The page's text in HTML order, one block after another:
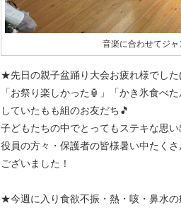
音楽に合わせてジ
★先日の親子盆踊り大会お疲れ様でし
「お祭り楽しかった🏮」「かき氷食べ
していたもも組のお友だち🎵
子どもたちの中でとってもステキな思
役員の方々・保護者の皆様暑い中たく
ございました！
★今週に入り食欲不振・熱・咳・鼻水